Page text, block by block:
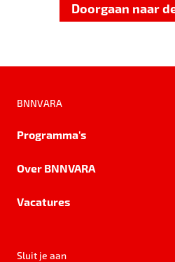
Doorgaan naar
BNNVARA
Programma's
Over BNNVARA
Vacatures
Sluit je aan